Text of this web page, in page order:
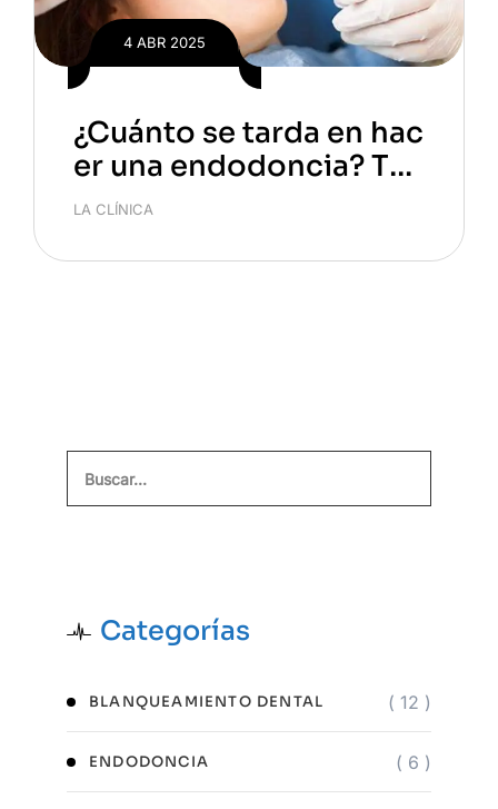
4 ABR 2025
¿Cuánto se tarda en hac
er una endodoncia? To
do lo que necesitas sab
LA CLÍNICA
Categorías
BLANQUEAMIENTO DENTAL ( 12 )
ENDODONCIA ( 6 )